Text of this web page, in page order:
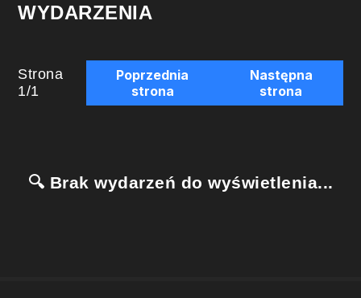
WYDARZENIA
Strona
1/1
Poprzednia
strona
Następna
strona
🔍 Brak wydarzeń do wyświetlenia...